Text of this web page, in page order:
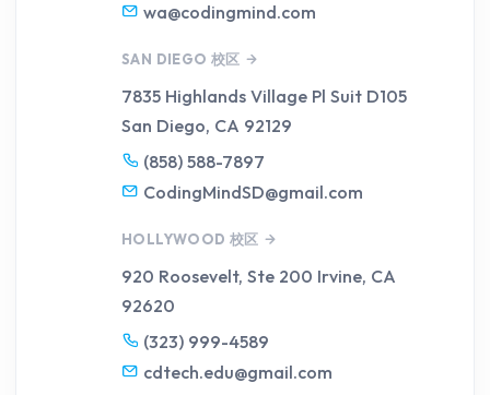
wa@codingmind.com
SAN DIEGO 校区
7835 Highlands Village Pl Suit D105
San Diego, CA 92129
(858) 588-7897
CodingMindSD@gmail.com
HOLLYWOOD 校区
920 Roosevelt, Ste 200 Irvine, CA
92620
(323) 999-4589
cdtech.edu@gmail.com